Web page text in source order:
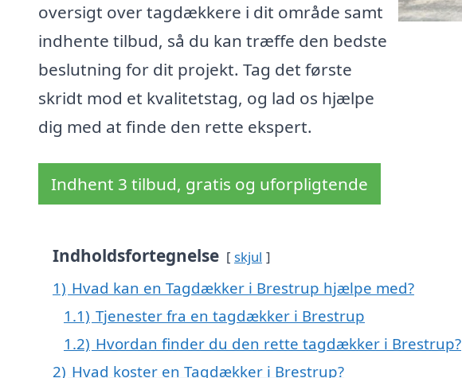
oversigt over tagdækkere i dit område samt
indhente tilbud, så du kan træffe den bedste
beslutning for dit projekt. Tag det første
skridt mod et kvalitetstag, og lad os hjælpe
dig med at finde den rette ekspert.
Indhent 3 tilbud, gratis og uforpligtende
Indholdsfortegnelse skjul
1) Hvad kan en Tagdækker i Brestrup hjælpe med?
1.1) Tjenester fra en tagdækker i Brestrup
1.2) Hvordan finder du den rette tagdækker i Brestrup?
2) Hvad koster en Tagdækker i Brestrup?